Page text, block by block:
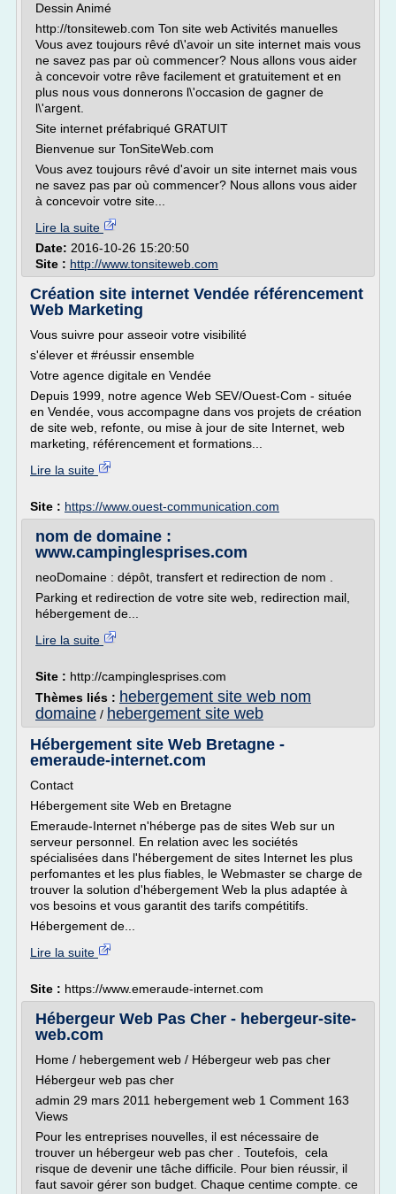
Dessin Animé
http://tonsiteweb.com Ton site web Activités manuelles
Vous avez toujours rêvé d\'avoir un site internet mais vous
ne savez pas par où commencer? Nous allons vous aider
à concevoir votre rêve facilement et gratuitement et en
plus nous vous donnerons l\'occasion de gagner de
l\'argent.
Site internet préfabriqué GRATUIT
Bienvenue sur TonSiteWeb.com
Vous avez toujours rêvé d'avoir un site internet mais vous
ne savez pas par où commencer? Nous allons vous aider
à concevoir votre site...
Lire la suite
Date: 2016-10-26 15:20:50
Site : http://www.tonsiteweb.com
Création site internet Vendée référencement
Web Marketing
Vous suivre pour asseoir votre visibilité
s'élever et #réussir ensemble
Votre agence digitale en Vendée
Depuis 1999, notre agence Web SEV/Ouest-Com - située
en Vendée, vous accompagne dans vos projets de création
de site web, refonte, ou mise à jour de site Internet, web
marketing, référencement et formations...
Lire la suite
Site : https://www.ouest-communication.com
nom de domaine :
www.campinglesprises.com
neoDomaine : dépôt, transfert et redirection de nom .
Parking et redirection de votre site web, redirection mail,
hébergement de...
Lire la suite
Site : http://campinglesprises.com
Thèmes liés : hebergement site web nom
domaine / hebergement site web
Hébergement site Web Bretagne -
emeraude-internet.com
Contact
Hébergement site Web en Bretagne
Emeraude-Internet n'héberge pas de sites Web sur un
serveur personnel. En relation avec les sociétés
spécialisées dans l'hébergement de sites Internet les plus
perfomantes et les plus fiables, le Webmaster se charge de
trouver la solution d'hébergement Web la plus adaptée à
vos besoins et vous garantit des tarifs compétitifs.
Hébergement de...
Lire la suite
Site : https://www.emeraude-internet.com
Hébergeur Web Pas Cher - hebergeur-site-
web.com
Home / hebergement web / Hébergeur web pas cher
Hébergeur web pas cher
admin 29 mars 2011 hebergement web 1 Comment 163
Views
Pour les entreprises nouvelles, il est nécessaire de
trouver un hébergeur web pas cher . Toutefois, cela
risque de devenir une tâche difficile. Pour bien réussir, il
faut savoir gérer son budget. Chaque centime compte. ce